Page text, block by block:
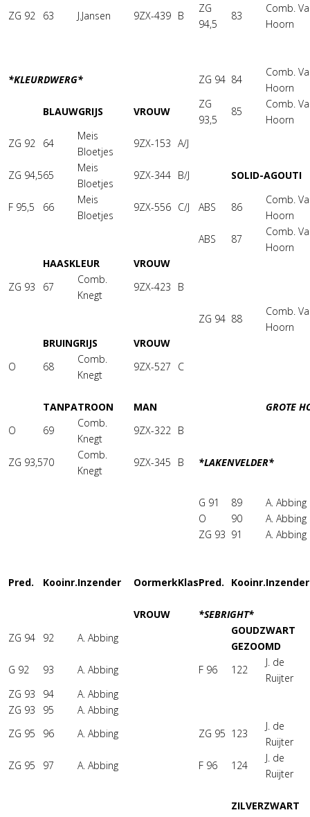
ZG 92
63 J.Jansen 9ZX-439 B
ZG
94,5
83
Comb.
Hoorn
*KLEURDWERG* ZG 94 84
Comb.
Hoorn
BLAUWGRIJS
VROUW
ZG
93,5
85
Comb.
Hoorn
ZG 92
64
Meis
Bloetjes
9ZX-153 A/J
ZG 94,565
Meis
Bloetjes
9ZX-344 B/J SOLID-AGOUTI
F 95,5 66
Meis
Bloetjes
9ZX-556 C/J ABS 86
Comb.
Hoorn
ABS
87
Comb.
Hoorn
HAASKLEUR
VROUW
ZG 93
67
Comb.
Knegt
9ZX-423 B
ZG 94 88
Comb.
Hoorn
BRUINGRIJS
VROUW
O
68
Comb.
Knegt
9ZX-527 C
TANPATROON MAN
GROTE
O
69
Comb.
Knegt
9ZX-322 B
ZG 93,570
Comb.
Knegt
9ZX-345 B *LAKENVELDER*
G 91 89
A. Abbing
O
90
A. Abbing
ZG 93 91 A. Abbing
Pred. Kooinr.Inzender OormerkKlasPred. Kooinr.Inzender
VROUW
*SEBRIGHT*
ZG 94
92 A. Abbing
GOUDZWART
GEZOOMD
G 92
93 A. Abbing F 96 122
J. de
Ruijter
ZG 93
94
A. Abbing
ZG 93
95
A. Abbing
ZG 95
96 A. Abbing ZG 95 123
J. de
Ruijter
ZG 95
97 A. Abbing F 96 124
J. de
Ruijter
ZILVERZWART